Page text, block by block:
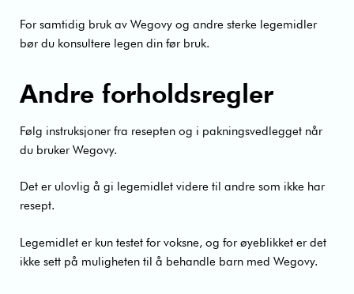
For samtidig bruk av Wegovy og andre sterke legemidler
bør du konsultere legen din før bruk.
Andre forholdsregler
Følg instruksjoner fra resepten og i pakningsvedlegget når
du bruker Wegovy.
Det er ulovlig å gi legemidlet videre til andre som ikke har
resept.
Legemidlet er kun testet for voksne, og for øyeblikket er det
ikke sett på muligheten til å behandle barn med Wegovy.